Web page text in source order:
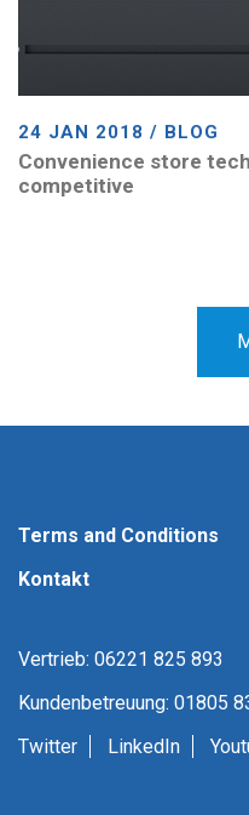
24 JAN 2018 / BLOG
Convenience store
competitive
Terms and Conditions
Kontakt
Vertrieb: 06221 825 893
Kundenbetreuung: 01805
Twitter
LinkedIn